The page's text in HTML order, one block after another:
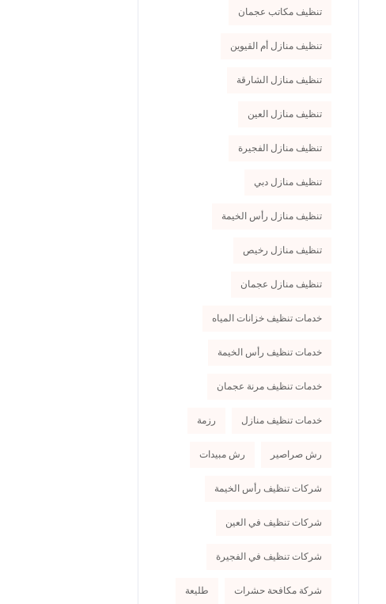
تنظيف مكاتب عجمان
تنظيف منازل أم القيوين
تنظيف منازل الشارقة
تنظيف منازل العين
تنظيف منازل الفجيرة
تنظيف منازل دبي
تنظيف منازل رأس الخيمة
تنظيف منازل رخيص
تنظيف منازل عجمان
خدمات تنظيف خزانات المياه
خدمات تنظيف رأس الخيمة
خدمات تنظيف مرنة عجمان
خدمات تنظيف منازل رزمة
رش صراصير رش مبيدات
شركات تنظيف رأس الخيمة
شركات تنظيف في العين
شركات تنظيف في الفجيرة
شركة مكافحة حشرات طليعة